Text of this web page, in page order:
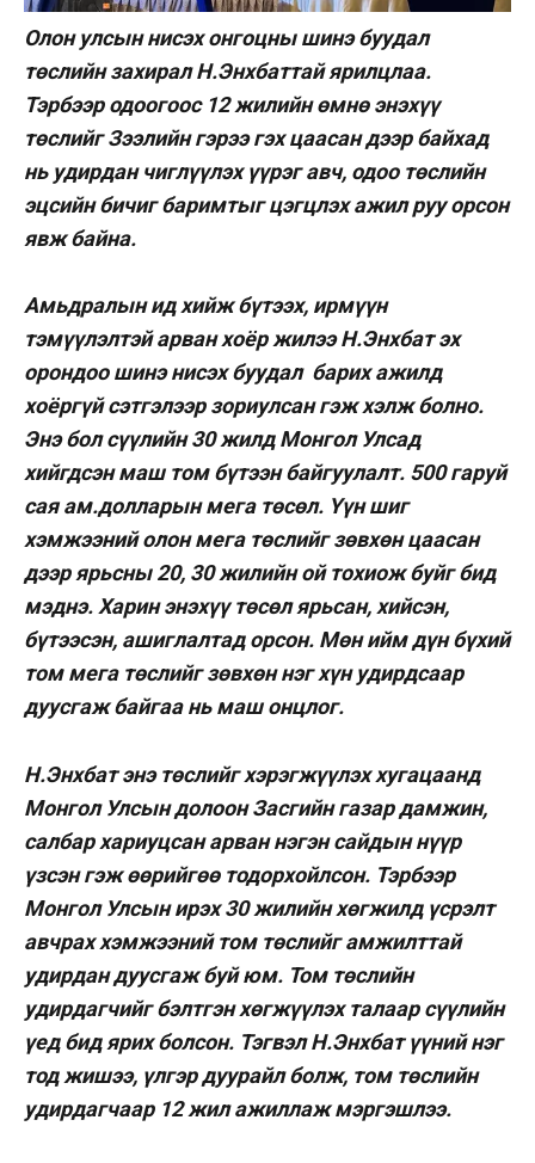
Олон улсын нисэх онгоцны шинэ буудал
төслийн захирал Н.Энхбаттай ярилцлаа.
Тэрбээр одоогоос 12 жилийн өмнө энэхүү
төслийг Зээлийн гэрээ гэх цаасан дээр байхад
нь удирдан чиглүүлэх үүрэг авч, одоо төслийн
эцсийн бичиг баримтыг цэгцлэх ажил руу орсон
явж байна.
Амьдралын ид хийж бүтээх, ирмүүн
тэмүүлэлтэй арван хоёр жилээ Н.Энхбат эх
орондоо шинэ нисэх буудал барих ажилд
хоёргүй сэтгэлээр зориулсан гэж хэлж болно.
Энэ бол сүүлийн 30 жилд Монгол Улсад
хийгдсэн маш том бүтээн байгуулалт. 500 гаруй
сая ам.долларын мега төсөл. Үүн шиг
хэмжээний олон мега төслийг зөвхөн цаасан
дээр ярьсны 20, 30 жилийн ой тохиож буйг бид
мэднэ. Харин энэхүү төсөлярьсан, хийсэн,
бүтээсэн, ашиглалтад орсон. Мөн ийм дүн бүхий
том мега төслийг зөвхөн нэг хүн удирдсаар
дуусгаж байгаа нь маш онцлог.
Н.Энхбат энэ төслийг хэрэгжүүлэх хугацаанд
Монгол Улсын долоон Засгийн газар дамжин,
салбар хариуцсан арван нэгэн сайдын нүүр
үзсэн гэж өөрийгөө тодорхойлсон. Тэрбээр
Монгол Улсын ирэх 30 жилийн хөгжилд үсрэлт
авчрах хэмжээний том төслийг амжилттай
удирдан дуусгаж буй юм. Том төслийн
удирдагчийг бэлтгэн хөгжүүлэх талаар сүүлийн
үед бид ярих болсон. Тэгвэл Н.Энхбат үүний нэг
тод жишээ, үлгэрдуурайл болж, том төслийн
удирдагчаар 12 жил ажиллаж мэргэшлээ.